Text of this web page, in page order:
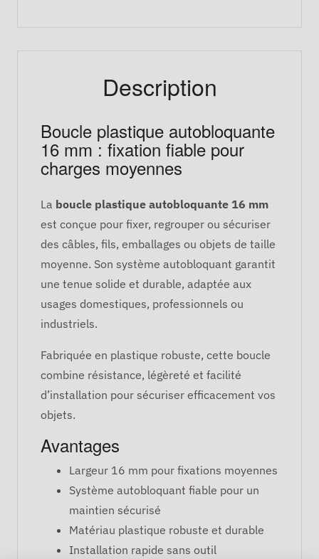
Description
Boucle plastique autobloquante
16 mm : fixation fiable pour
charges moyennes
La boucle plastique autobloquante 16 mm
est conçue pour fixer, regrouper ou sécuriser
des câbles, fils, emballages ou objets de taille
moyenne. Son système autobloquant garantit
une tenue solide et durable, adaptée aux
usages domestiques, professionnels ou
industriels.
Fabriquée en plastique robuste, cette boucle
combine résistance, légèreté et facilité
d’installation pour sécuriser efficacement vos
objets.
Avantages
Largeur 16 mm pour fixations moyennes
Système autobloquant fiable pour un
maintien sécurisé
Matériau plastique robuste et durable
Installation rapide sans outil